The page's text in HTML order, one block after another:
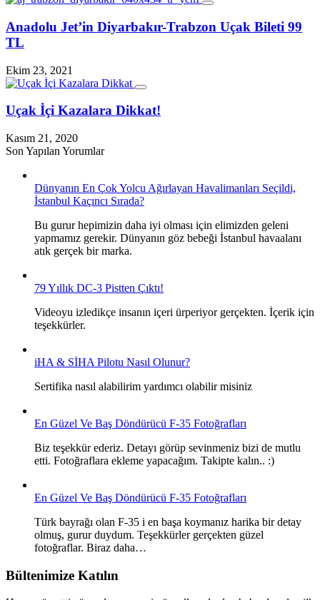
Anadolu Jet’in Diyarbakır-Trabzon Uçak Bileti 99
TL
Ekim 23, 2021
Uçak İçi Kazalara Dikkat!
Kasım 21, 2020
Son Yapılan Yorumlar
Dünyanın En Çok Yolcu Ağırlayan Havalimanları Seçildi,
İstanbul Kaçıncı Sırada?
Bu gurur hepimizin daha iyi olması için elimizden geleni
yapmamız gerekir. Dünyanın göz bebeği İstanbul havaalanı
atık gerçek bir marka.
79 Yıllık DC-3 Pistten Çıktı!
Videoyu izledikçe insanın içeri ürperiyor gerçekten. İçerik için
teşekkürler.
iHA & SİHA Pilotu Nasıl Olunur?
Sertifika nasıl alabilirim yardımcı olabilir misiniz
En Güzel Ve Baş Döndürücü F-35 Fotoğrafları
Biz teşekkür ederiz. Detayı görüp sevinmeniz bizi de mutlu
etti. Fotoğraflara ekleme yapacağım. Takipte kalın.. :)
En Güzel Ve Baş Döndürücü F-35 Fotoğrafları
Türk bayrağı olan F-35 i en başa koymanız harika bir detay
olmuş, gurur duydum. Teşekkürler gerçekten güzel
fotoğraflar. Biraz daha…
Bültenimize Katılın